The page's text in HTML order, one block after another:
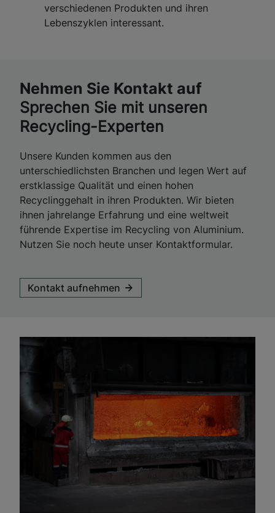
verschiedenen Produkten und ihren
Lebenszyklen interessant.
Nehmen Sie Kontakt auf
Sprechen Sie mit unseren
Recycling-Experten
Unsere Kunden kommen aus den
unterschiedlichsten Branchen und legen Wert auf
erstklassige Qualität und einen hohen
Recyclinggehalt in ihren Produkten. Wir bieten
ihnen jahrelange Erfahrung und eine weltweit
führende Expertise im Recycling von Aluminium.
Nutzen Sie noch heute unser Kontaktformular.
Kontakt aufnehmen